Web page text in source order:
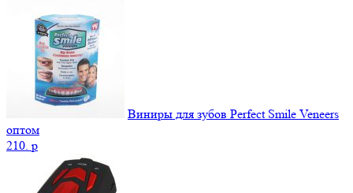
Виниры для зубов Perfect Smile Veneers
оптом
210. p